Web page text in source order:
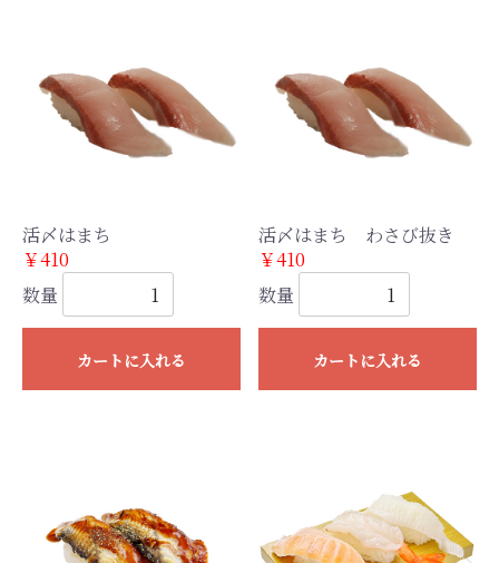
活〆はまち
￥410
数量
カートに入れる
活〆はまち わさび抜き
￥410
数量
カートに入れる